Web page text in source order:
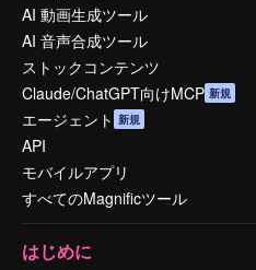
AI 動画生成ツール
AI 音声合成ツール
ストックコンテンツ
Claude/ChatGPT向けMCP 新規
エージェント 新規
API
モバイルアプリ
すべてのMagnificツール
はじめに